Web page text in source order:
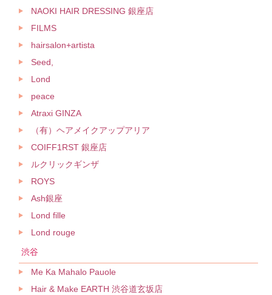
NAOKI HAIR DRESSING 銀座店
FILMS
hairsalon+artista
Seed,
Lond
peace
Atraxi GINZA
（有）ヘアメイクアップアリア
COIFF1RST 銀座店
ルクリックギンザ
ROYS
Ash銀座
Lond fille
Lond rouge
渋谷
Me Ka Mahalo Pauole
Hair & Make EARTH 渋谷道玄坂店